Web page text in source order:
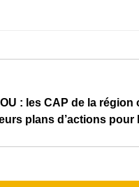
: les CAP de la région
plans d’actions pour